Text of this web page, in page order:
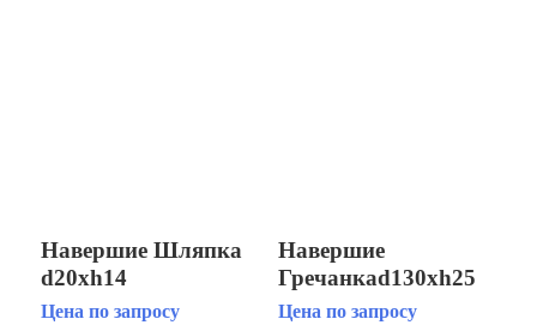
Навершие Шляпка
d20хh14
Цена по запросу
Навершие
Гречанкаd130xh25
Цена по запросу